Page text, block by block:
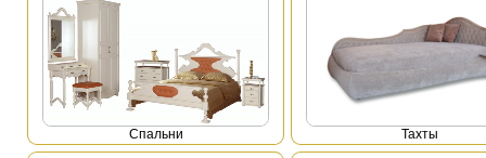
Спальни Тахты